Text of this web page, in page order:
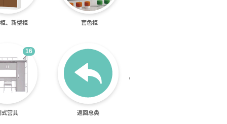
、新型柜 套色柜
16
式营具 返回总类
'